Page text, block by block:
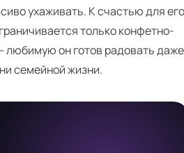
ухаживать. К счастью для его
только конфетно-
любимую он готов радовать даже
семейной жизни.